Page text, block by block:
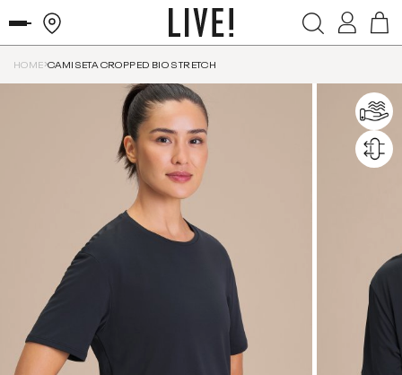
HOME CAMISETA CROPPED BIO STRETCH